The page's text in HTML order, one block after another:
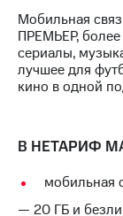
SIM-
карту
SIM-
для
Супер
при
оплате
с карты
МТС
ТВ
с
Мобильная
ПРЕМЬЕР,
сериалы,
лучшее для
кино в одной
В НЕТАРИФ
мобильная
— 20 ГБ и